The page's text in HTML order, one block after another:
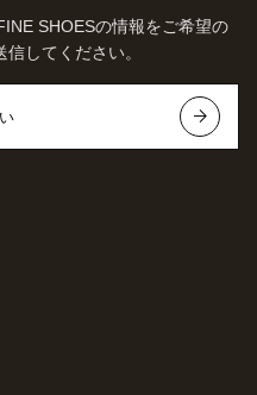
SHOESの情報をご希望の
してください。